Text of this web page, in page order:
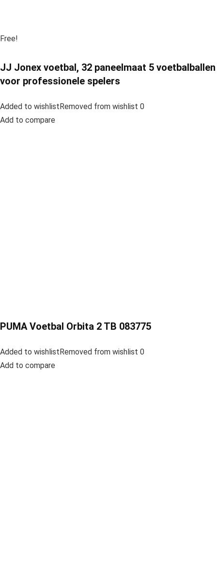
Free!
JJ Jonex voetbal, 32 paneelmaat 5 voetbalballen
voor professionele spelers
Added to wishlistRemoved from wishlist 0
Add to compare
PUMA Voetbal Orbita 2 TB 083775
Added to wishlistRemoved from wishlist 0
Add to compare